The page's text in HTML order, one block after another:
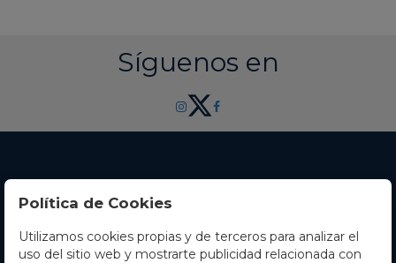
Síguenos en
Contacto
Política de Cookies
Utilizamos cookies propias y de terceros para analizar el
uso del sitio web y mostrarte publicidad relacionada con